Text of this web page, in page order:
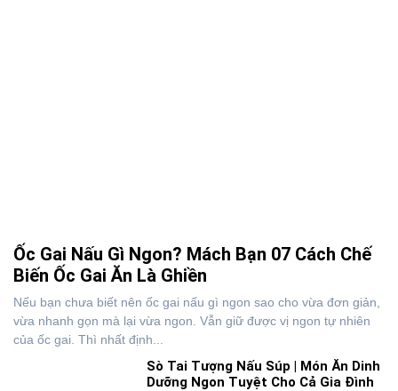
Ốc Gai Nấu Gì Ngon? Mách Bạn 07 Cách Chế
Biến Ốc Gai Ăn Là Ghiền
Nếu bạn chưa biết nên ốc gai nấu gì ngon sao cho vừa đơn giản,
vừa nhanh gọn mà lại vừa ngon. Vẫn giữ được vị ngon tự nhiên
của ốc gai. Thì nhất định...
Sò Tai Tượng Nấu Súp | Món Ăn Dinh
Dưỡng Ngon Tuyệt Cho Cả Gia Đình